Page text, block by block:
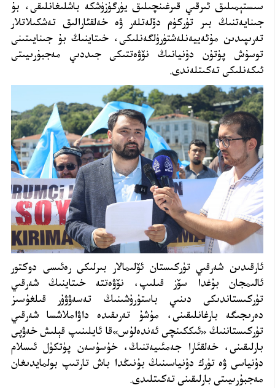
سىستېمىلىق ئىرقىي قىرغىنچىلىق يۈرگۈزۈشكە باشلىغانلىقى، بۇ
جىنايەتنىڭ بىر تۈركۈم دۆلەتلەر ۋە خەلقئارالىق تەشكىلاتلار
تەرىپىدىن مۇئەييەنلەشتۈرۈلگەنلىكى، خىتاينىڭ بۇ جىنايىتىنى
توسۇش پۈتۈن دۇنيانىڭ نۆۋەتتىكى جىددىي مەجبۇرىيىتى
ئىكەنلىكى تەكىتلەندى.
ئارقىدىن شەرقىي تۈركىستان ئۆلىمالار بىرلىكى رەئىسى دوكتور
ئالىمجان بۇغدا سۆز قىلىپ، نۆۋەتتە خىتاينىڭ شەرقىي
تۈركىستاندىكى دىنىي باستۇرۇشىنىڭ تەسەۋۋۇر قىلغۇسىز
دەرىجىگە بارغانلىقىنى، مۇشۇ تەرىقىدە داۋاملاشسا شەرقىي
تۈركىستاننىڭ «ئىككىنچى ئەندەلۇس»قا ئايلىنىپ قېلىش خەۋپى
بارلىقىنى، خەلقئارا جەمئىيەتنىڭ، خۇسۇسەن پۈتكۈل ئىسلام
دۇنياسى ۋە تۈرك دۇنياسىنىڭ بۇنىڭدا باش تارتىپ بولمايدىغان
مەجبۇرىيىتى بارلىقىنى تەكىتلىدى.